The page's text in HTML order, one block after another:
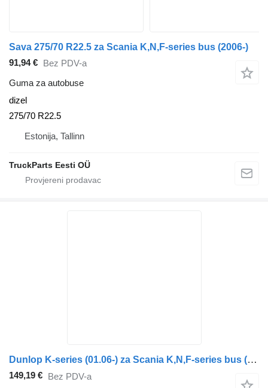
Sava 275/70 R22.5 za Scania K,N,F-series bus (2006-)
91,94 €
Bez PDV-a
Guma za autobuse
dizel
275/70 R22.5
Estonija, Tallinn
TruckParts Eesti OÜ
Dunlop K-series (01.06-) za Scania K,N,F-series bus (2006-)
149,19 € Bez PDV-a